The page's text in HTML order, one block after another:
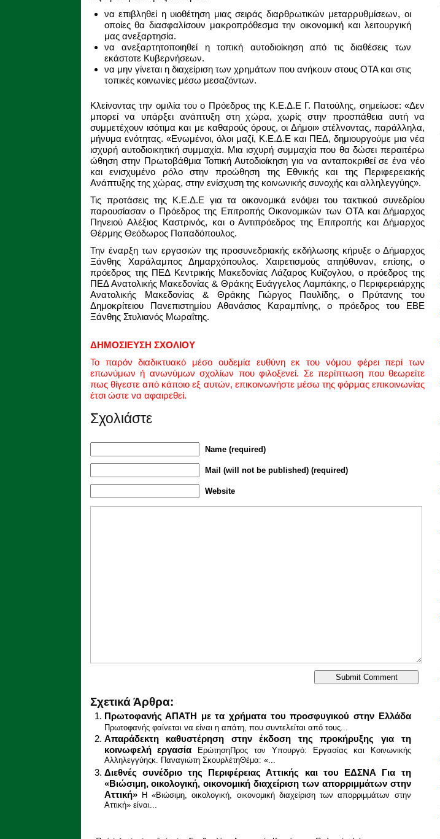
να επιβληθεί η υιοθέτηση μιας σειράς διαρθρωτικών μεταρρυθμίσεων, οι
οποίες θα διασφαλίσουν μακροπρόθεσμα την οικονομική και λειτουργική
μας ανεξαρτησία.
να ανεξαρτητοποιηθεί η τοπική αυτοδιοίκηση από τις διαθέσεις των
εκάστοτε Κυβερνήσεων.
να μην γίνεται η διαχείριση των χρημάτων που ανήκουν στους ΟΤΑ και στις
τοπικές κοινωνίες μέσω μεσαζόντων.
Κλείνοντας την ομιλία του ο Πρόεδρος της Κ.Ε.Δ.Ε Γ. Πατούλης, σημείωσε: «Δεν
μπορεί να υπάρξει ανάπτυξη στη χώρα, χωρίς στην προσπάθεια αυτή να
συμμετέχουν ισότιμα και με καθαρούς όρους, οι Δήμοι» στέλνοντας, παράλληλα,
μήνυμα ενότητας. «Ενωμένοι, όλοι μαζί, Κ.Ε.Δ.Ε και ΠΕΔ, δημιουργούμε μια νέα
ισχυρή αυτοδιοικητική συμμαχία. Μια ισχυρή συμμαχία που θα δώσει περαιτέρω
ώθηση στην Πρωτοβάθμια Τοπική Αυτοδιοίκηση για να ανταποκριθεί σε ένα νέο
και ενισχυμένο ρόλο στην προώθηση της Εθνικής και της Περιφερειακής
Ανάπτυξης της χώρας, στην ενίσχυση της κοινωνικής συνοχής και αλληλεγγύης».
Τις προτάσεις της Κ.Ε.Δ.Ε για τα οικονομικά ενόψει του τακτικού συνεδρίου
παρουσίασαν ο Πρόεδρος της Επιτροπής Οικονομικών των ΟΤΑ και Δήμαρχος
Πηνειού Αλέξιος Καστρινός, και ο Αντιπρόεδρος της Επιτροπής και Δήμαρχος
Θέρμης Θεόδωρος Παπαδόπουλος.
Την έναρξη των εργασιών της προσυνεδριακής εκδήλωσης κήρυξε ο Δήμαρχος
Ξάνθης Χαράλαμπος Δημαρχόπουλος. Χαιρετισμούς απηύθυναν, επίσης, ο
πρόεδρος της ΠΕΔ Κεντρικής Μακεδονίας Λάζαρος Κυίζογλου, ο πρόεδρος της
ΠΕΔ Ανατολικής Μακεδονίας & Θράκης Ευάγγελος Λαμπάκης, ο Περιφερειάρχης
Ανατολικής Μακεδονίας & Θράκης Γιώργος Παυλίδης, ο Πρύτανης του
Δημοκρίτειου Πανεπιστημίου Αθανάσιος Καραμπίνης, ο πρόεδρος του ΕΒΕ
Ξάνθης Στυλιανός Μωραΐτης.
ΔΗΜΟΣΙΕΥΣΗ ΣΧΟΛΙΟΥ
Το παρόν διαδικτυακό μέσο ουδεμία ευθύνη εκ του νόμου φέρει περί των
επωνύμων ή ανωνύμων σχολίων που φιλοξενεί. Σε περίπτωση που θεωρείτε
πως θίγεστε από κάποιο εξ αυτών, επικοινωνήστε μέσω της φόρμας επικοινωνίας
έτσι ώστε να αφαιρεθεί.
Σχολιάστε
Name (required)
Mail (will not be published) (required)
Website
Σχετικά Άρθρα:
Πρωτοφανής ΑΠΑΤΗ με τα χρήματα του προσφυγικού στην Ελλάδα
Πρωτοφανής φαίνεται να είναι η απάτη, που συντελείται από τους...
Απαράδεκτη καθυστέρηση στην έκδοση της προκήρυξης για τη
κοινωφελή εργασία
ΕρώτησηΠρος τον Υπουργό: Εργασίας και Κοινωνικής
Αλληλεγγύηςκ. Παναγιώτη ΣκουρλέτηΘέμα: «...
Διεθνές συνέδριο της Περιφέρειας Αττικής και του ΕΔΣΝΑ Για τη
«Βιώσιμη, οικολογική, οικονομική διαχείριση των απορριμμάτων στην
Αττική»
Η «Βιώσιμη, οικολογική, οικονομική διαχείριση των απορριμμάτων στην
Αττική» είναι...